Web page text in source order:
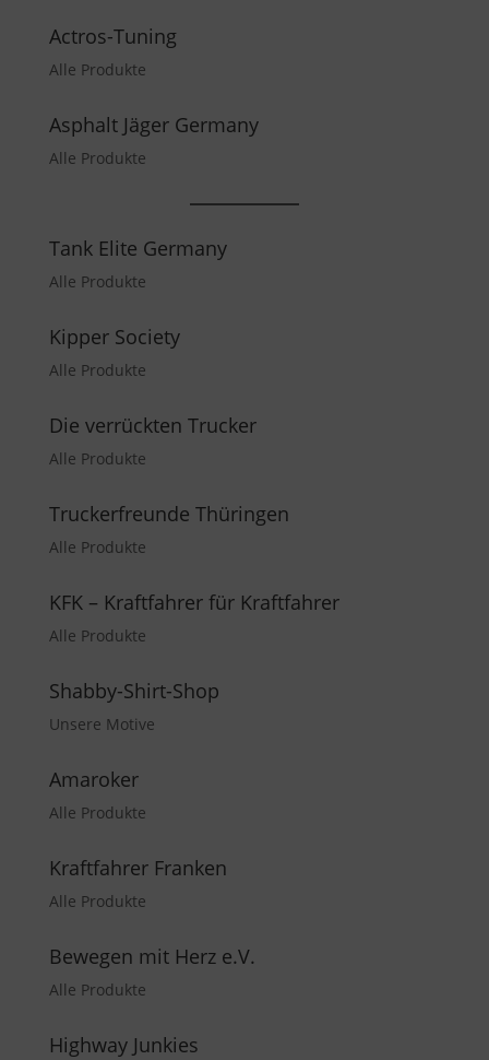
Actros-Tuning
Alle Produkte
Asphalt Jäger Germany
Alle Produkte
Tank Elite Germany
Alle Produkte
Kipper Society
Alle Produkte
Die verrückten Trucker
Alle Produkte
Truckerfreunde Thüringen
Alle Produkte
KFK – Kraftfahrer für Kraftfahrer
Alle Produkte
Shabby-Shirt-Shop
Unsere Motive
Amaroker
Alle Produkte
Kraftfahrer Franken
Alle Produkte
Bewegen mit Herz e.V.
Alle Produkte
Highway Junkies